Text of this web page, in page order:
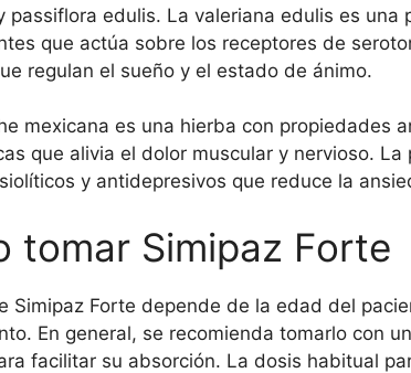
passiflora edulis. La valeriana edulis es
que actúa sobre los receptores de
regulan el sueño y el estado de ánimo.
mexicana es una hierba con propiedades
que alivia el dolor muscular y nervioso.
y antidepresivos que reduce la
tomar Simipaz Forte
Simipaz Forte depende de la edad del
En general, se recomienda tomarlo con
facilitar su absorción. La dosis habitual